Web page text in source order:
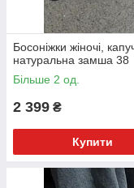
Босоніжки жіночі,
натуральна замша 38
Більше 2 од.
2 399 ₴
Купити